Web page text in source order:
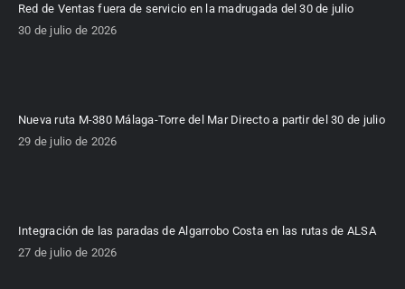
Red de Ventas fuera de servicio en la madrugada del 30 de julio
30 de julio de 2026
Nueva ruta M-380 Málaga-Torre del Mar Directo a partir del 30 de julio
29 de julio de 2026
Integración de las paradas de Algarrobo Costa en las rutas de ALSA
27 de julio de 2026